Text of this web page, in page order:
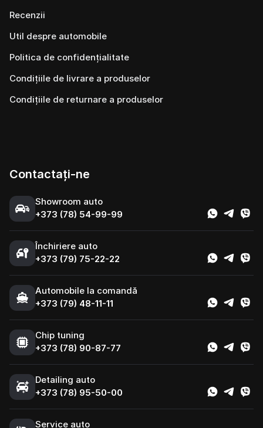
Recenzii
Util despre automobile
Politica de confidențialitate
Condițiile de livrare a produselor
Condițiile de returnare a produselor
Contactați-ne
Showroom auto
+373 (78) 54-99-99
Închiriere auto
+373 (79) 75-22-22
Automobile la comandă
+373 (79) 48-11-11
Chip tuning
+373 (78) 90-87-77
Detailing auto
+373 (78) 95-50-00
Service auto